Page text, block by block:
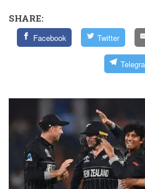
SHARE:
Facebook Twitter